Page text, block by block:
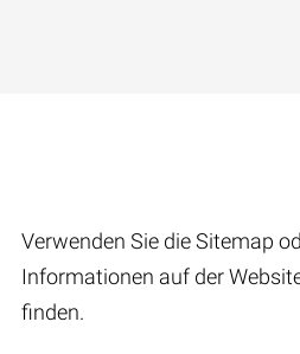
Verwenden Sie die Sitemap
Informationen auf der
finden.